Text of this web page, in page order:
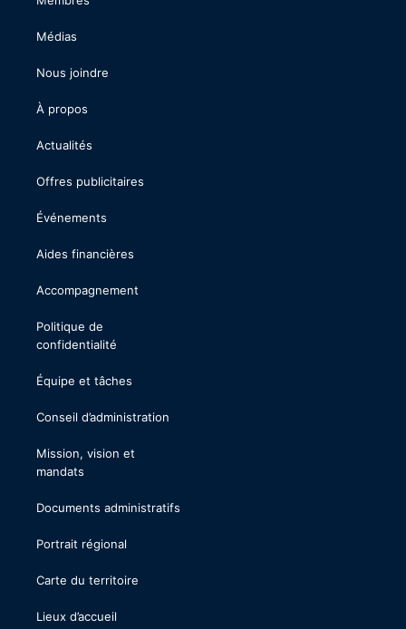
Médias
Nous joindre
À propos
Actualités
Offres publicitaires
Événements
Aides financières
Accompagnement
Politique de
confidentialité
Équipe et tâches
Conseil d’administration
Mission, vision et
mandats
Documents administratifs
Portrait régional
Carte du territoire
Lieux d’accueil